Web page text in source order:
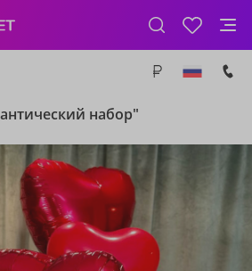
набор"